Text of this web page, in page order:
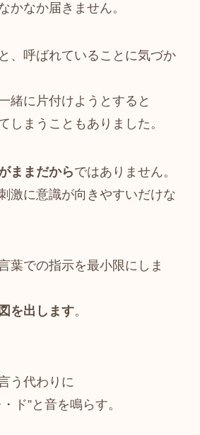
かなか届きません。
、呼ばれていることに気づか
緒に片付けようとすると
しまうこともありました。
ままだからではありません。
激に意識が向きやすいだけな
葉での指示を最小限にしま
を出します。
う代わりに
ド”と音を鳴らす。